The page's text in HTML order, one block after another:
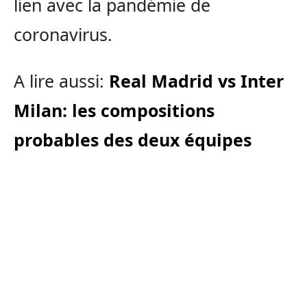
lien avec la pandémie de
coronavirus.
A lire aussi: Real Madrid vs Inter
Milan: les compositions
probables des deux équipes